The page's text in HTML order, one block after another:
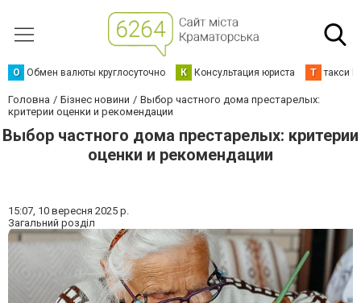
О Обмен валюты круглосуточно К Консультация юриста Т такси
Головна Бізнес новини
Выбор частного дома престарелых:
критерии оценки и рекомендации
Выбор частного дома престарелых: критерии
оценки и рекомендации
15:07, 10 вересня 2025 р.
Загальний розділ